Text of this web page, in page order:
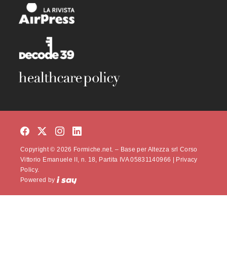
Copyright © 2026 Formiche.net. – Base per Altezza srl Corso
Vittorio Emanuele II, n. 18, Partita IVA 05831140966 | Privacy
Policy.
Powered by